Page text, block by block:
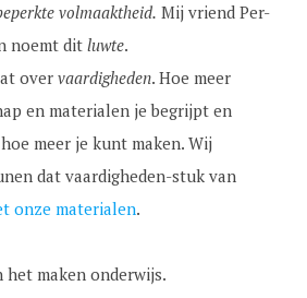
volmaaktheid. Mij vriend Per-
noemt dit luwte.
overvaardigheden. Hoe meer
en materialen je begrijpt en
meer je kunt maken. Wij
dat vaardigheden-stuk van
onze materialen.
het maken onderwijs.